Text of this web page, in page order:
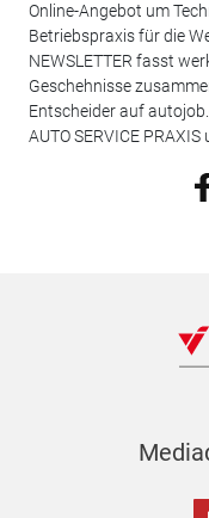
Online-Angebot um
Betriebspraxis für die
NEWSLETTER fasst
Geschehnisse
Entscheider auf
AUTO SERVICE